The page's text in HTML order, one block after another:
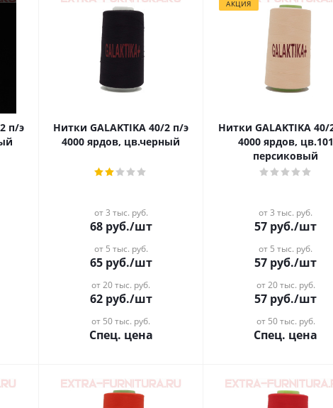
Нитки GALAKTIKA 40/2 п/э
4000 ярдов, цв.черный
от 3 тыс. руб.
68руб./шт
от 5 тыс. руб.
65руб./шт
от 20 тыс. руб.
62руб./шт
от 50 тыс. руб.
Спец. цена
АКЦИЯ
Нитки GALAKTIKA 40/2 п/э
4000 ярдов, цв.101
персиковый
от 3 тыс. руб.
57 руб./шт
от 5 тыс. руб.
57 руб./шт
от 20 тыс. руб.
57 руб./шт
от 50 тыс. руб.
Спец. цена